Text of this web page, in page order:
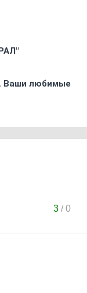
Ваши любимые
3/0